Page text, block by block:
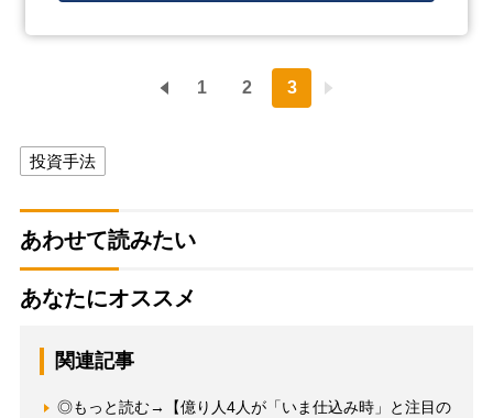
1 2 3
投資手法
あわせて読みたい
あなたにオススメ
関連記事
◎もっと読む→【億り人4人が「いま仕込み時」と注目の